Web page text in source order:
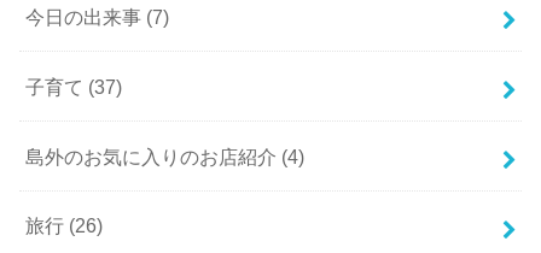
今日の出来事 (7)
子育て (37)
島外のお気に入りのお店紹介 (4)
旅行 (26)